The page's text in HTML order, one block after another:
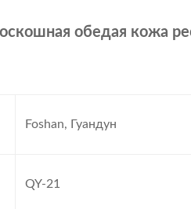
обедая кожа
Foshan, Гуандун
QY-21